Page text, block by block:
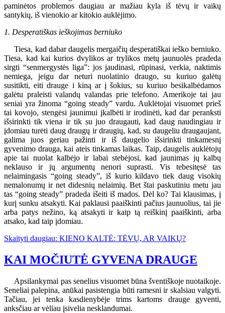
paminėtos problemos daugiau ar mažiau kyla iš tėvų ir vaikų
santykių, iš vienokio ar kitokio auklėjimo.
1. Desperatiškas ieškojimas berniuko
Tiesa, kad dabar daugelis mergaičių desperatiškai ieško berniuko.
Tiesa, kad kai kurios dvylikos ar trylikos metų jaunuolės pradeda
sirgti “senmergystės liga”: jos jaudinasi, rūpinasi, verkia, naktimis
nemiega, jeigu dar neturi nuolatinio draugo, su kuriuo galėtų
susitikti, eiti drauge i kiną ar į šokius, su kuriuo besikalbėdamos
galėtu praleisti valandų valandas prie telefono. Amerikoje tai jau
seniai yra žinoma “going steady” vardu. Auklėtojai visuomet prieš
tai kovojo, stengėsi jaunimui įkalbėti ir irodinėti, kad dar peranksti
išsirinkti tik viena ir tik su juo draugauti, kad daug naudingiau ir
įdomiau turėti daug draugų ir draugių, kad, su daugeliu draugaujant,
galima juos geriau pažinti ir iš daugelio išsirinkti tinkamesnį
gyvenimo drauga, kai ateis tinkamas laikas. Taip, daugelis auklėtojų
apie tai nuolat kalbėjo ir labai stebėjosi, kad jaunimas jų kalbų
neklauso ir jų argumentų nenori suprasti. Vis tebesitęsė tas
nelaimingasis “going steady”, iš kurio kildavo tiek daug visokių
nemalonumų ir net didesnių nelaimių. Bet štai paskutiniu metu jau
tas “going steady” pradeda išeiti iš mados. Dėl ko? Tai klausimas, į
kurį sunku atsakyti. Kai paklausi paaiškinti pačius jaunuolius, tai jie
arba patys nežino, ką atsakyti ir kaip tą reiškinį paaiškinti, arba
atsako, kad taip įdomiau.
Skaityti daugiau: KIENO KALTĖ: TĖVŲ, AR VAIKŲ?
KAI MOČIUTĖ GYVENA DRAUGE
Apsilankymai pas senelius visuomet būna šventiškoje nuotaikoje.
Seneliai palepina, anūkai pasistengia būti ramesni ir skalsiau valgyti.
Tačiau, jei tenka kasdienybėje trims kartoms drauge gyventi,
anksčiau ar vėliau įsivelia nesklandumai.